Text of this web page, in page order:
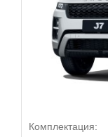
Комплектация: